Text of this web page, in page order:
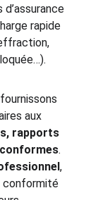
rapide
aux
rapports
.
,
conformité